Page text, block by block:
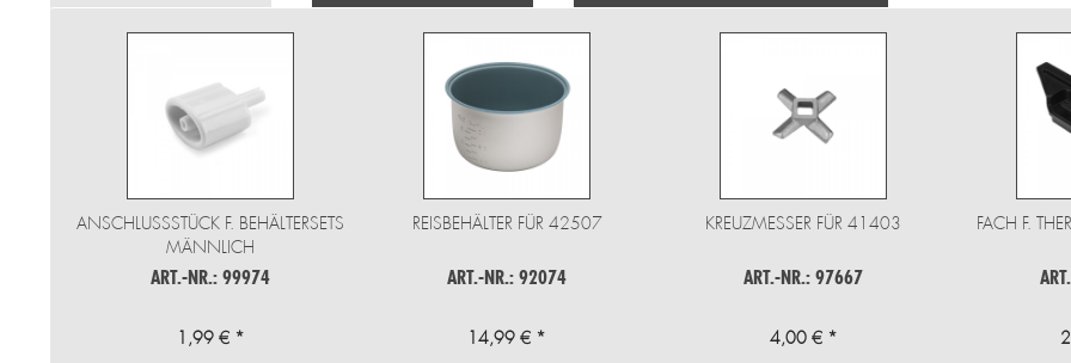
ANSCHLUSSSTÜCK F. BEHÄLTERSETS
MÄNNLICH
ART.-NR.: 99974
1,99 € *
REISBEHÄLTER FÜR 42507
ART.-NR.: 92074
14,99 € *
KREUZMESSER FÜR 41403
ART.-NR.: 97667
4,00 € *
FACH F.